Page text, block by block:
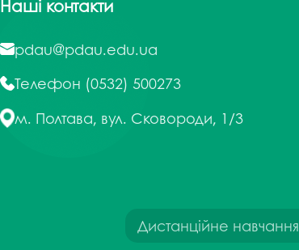
Наші контакти
pdau@pdau.edu.ua
Телефон (0532) 500273
м. Полтава, вул. Сковороди, 1/3
Дистанційне навчання